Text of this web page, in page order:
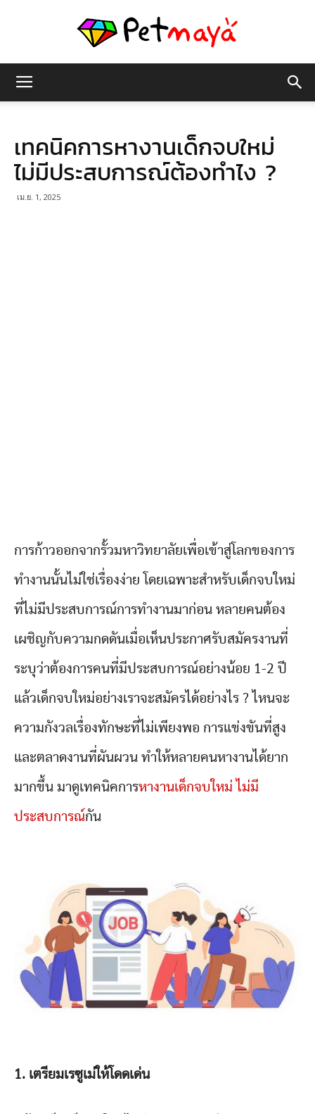
มายา
เทคนิคการหางานเด็กจบใหม่
ไม่มีประสบการณ์ต้องทำไง ?
เม.ย. 1, 2025
การก้าวออกจากรั้วมหาวิทยาลัยเพื่อเข้าสู่โลกของการ
ทำงานนั้นไม่ใช่เรื่องง่าย โดยเฉพาะสำหรับเด็กจบใหม่
ที่ไม่มีประสบการณ์การทำงานมาก่อน หลายคนต้อง
เผชิญกับความกดดันเมื่อเห็นประกาศรับสมัครงานที่
ระบุว่าต้องการคนที่มีประสบการณ์อย่างน้อย 1-2 ปี
แล้วเด็กจบใหม่อย่างเราจะสมัครได้อย่างไร ? ไหนจะ
ความกังวลเรื่องทักษะที่ไม่เพียงพอ การแข่งขันที่สูง
และตลาดงานที่ผันผวน ทำให้หลายคนหางานได้ยาก
มากขึ้น มาดูเทคนิคการหางานเด็กจบใหม่ ไม่มี
ประสบการณ์กัน
1. เตรียมเรซูเม่ให้โดดเด่น